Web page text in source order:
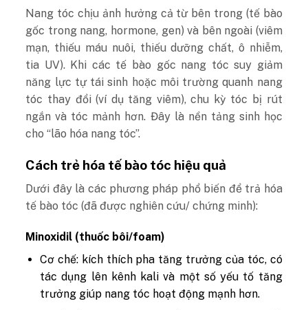
Nang tóc chịu ảnh hưởng cả từ bên trong (tế bào
gốc trong nang, hormone, gen) và bên ngoài (viêm
mạn, thiếu máu nuôi, thiếu dưỡng chất, ô nhiễm,
tia UV). Khi các tế bào gốc nang tóc suy giảm
năng lực tự tái sinh hoặc môi trường quanh nang
tóc thay đổi (ví dụ tăng viêm), chu kỳ tóc bị rút
ngắn và tóc mảnh hơn. Đây là nền tảng sinh học
cho “lão hóa nang tóc”.
Cách trẻ hóa tế bào tóc hiệu quả
Dưới đây là các phương pháp phổ biến để trả hóa
tế bào tóc (đã được nghiên cứu/ chứng minh):
Minoxidil (thuốc bôi/foam)
Cơ chế: kích thích pha tăng trưởng của tóc, có
tác dụng lên kênh kali và một số yếu tố tăng
trưởng giúp nang tóc hoạt động mạnh hơn.